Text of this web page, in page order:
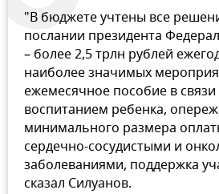
"В бюджете учтены все
послании президента
– более 2,5 трлн рублей
наиболее значимых
ежемесячное пособие в
воспитанием ребенка,
минимального размера
сердечно-сосудистыми и
заболеваниями, поддержка
сказал Силуанов.